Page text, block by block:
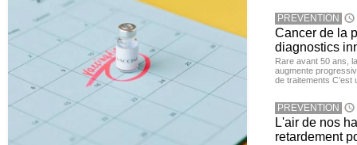
PREVENTION
Cancer de la
diagnostics
Rare avant 50 ans,
augmente
de traitements
PREVENTION
L'air de nos
retardement